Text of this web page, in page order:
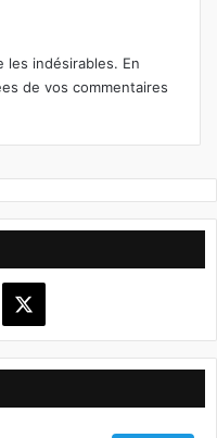
les indésirables. En
de vos commentaires